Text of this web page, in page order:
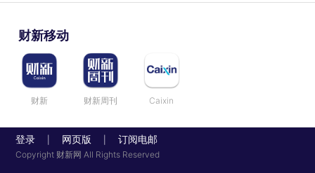
财新移动
财新 财新周刊 Caixin
登录 网页版 订阅电邮
Copyright 财新网 All Rights Reserved